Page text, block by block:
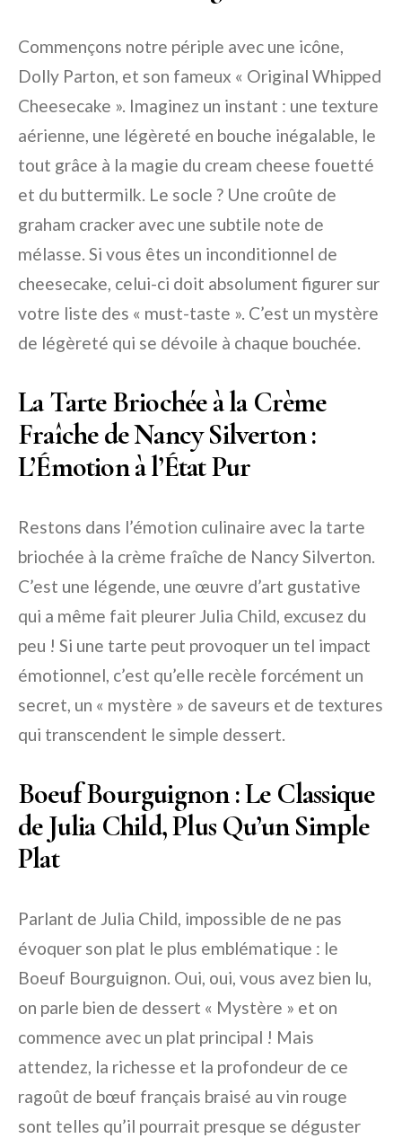
Commençons notre périple avec une icône,
Dolly Parton, et son fameux « Original Whipped
Cheesecake ». Imaginez un instant : une texture
aérienne, une légèreté en bouche inégalable, le
tout grâce à la magie du cream cheese fouetté
et du buttermilk. Le socle ? Une croûte de
graham cracker avec une subtile note de
mélasse. Si vous êtes un inconditionnel de
cheesecake, celui-ci doit absolument figurer sur
votre liste des « must-taste ». C’est un mystère
de légèreté qui se dévoile à chaque bouchée.
La Tarte Briochée à la Crème
Fraîche de Nancy Silverton :
L’Émotion à l’État Pur
Restons dans l’émotion culinaire avec la tarte
briochée à la crème fraîche de Nancy Silverton.
C’est une légende, une œuvre d’art gustative
qui a même fait pleurer Julia Child, excusez du
peu ! Si une tarte peut provoquer un tel impact
émotionnel, c’est qu’elle recèle forcément un
secret, un « mystère » de saveurs et de textures
qui transcendent le simple dessert.
Boeuf Bourguignon : Le Classique
de Julia Child, Plus Qu’un Simple
Plat
Parlant de Julia Child, impossible de ne pas
évoquer son plat le plus emblématique : le
Boeuf Bourguignon. Oui, oui, vous avez bien lu,
on parle bien de dessert « Mystère » et on
commence avec un plat principal ! Mais
attendez, la richesse et la profondeur de ce
ragoût de bœuf français braisé au vin rouge
sont telles qu’il pourrait presque se déguster